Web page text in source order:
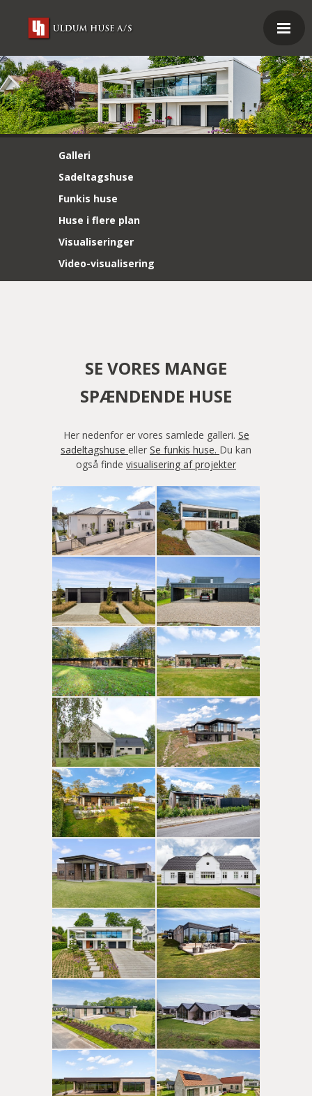
Galleri
Sadeltagshuse
Funkis huse
Huse i flere plan
Visualiseringer
Video-visualisering
SE VORES MANGE
SPÆNDENDE HUSE
Her nedenfor er vores samlede galleri. Se
sadeltagshuse eller Se funkis huse. Du kan
også finde visualisering af projekter